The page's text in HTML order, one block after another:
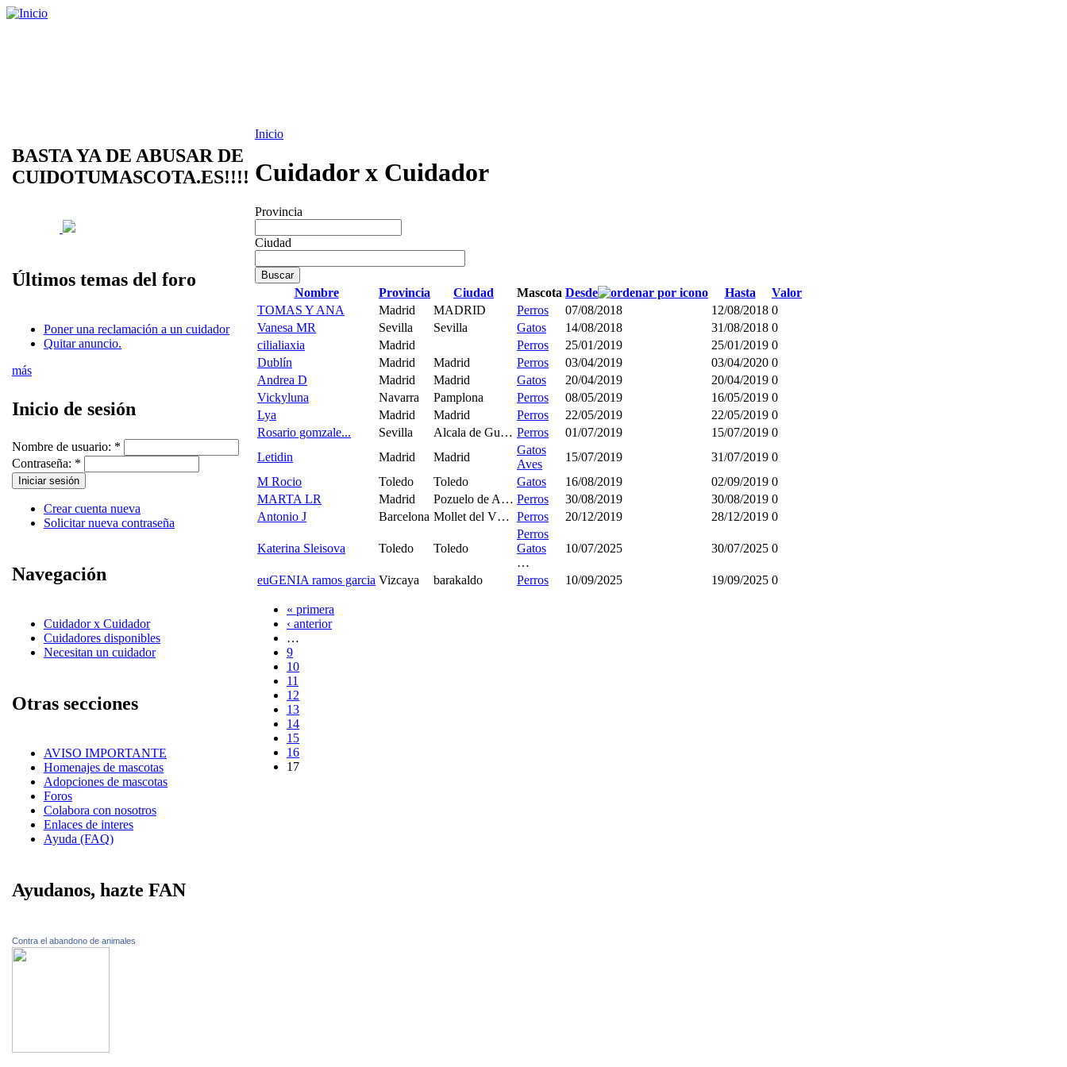
BASTA YA DE ABUSAR DE
CUIDOTUMASCOTA.ES!!!!
Últimos temas del foro
Poner una reclamación a un cuidador
Quitar anuncio.
más
Inicio de sesión
Nombre de usuario: *
Contraseña: *
Crear cuenta nueva
Solicitar nueva contraseña
Navegación
Cuidador x Cuidador
Cuidadores disponibles
Necesitan un cuidador
Otras secciones
AVISO IMPORTANTE
Homenajes de mascotas
Adopciones de mascotas
Foros
Colabora con nosotros
Enlaces de interes
Ayuda (FAQ)
Ayudanos, hazte FAN
Contra el abandono de animales
Inicio
Cuidador x Cuidador
Provincia
Ciudad
Nombre Provincia Ciudad Mascota Desde Hasta
Valor
TOMAS Y ANA
Madrid MADRID Perros 07/08/2018 12/08/2018 0
Vanesa MR
Sevilla Sevilla Gatos 14/08/2018 31/08/2018 0
cilialiaxia
Madrid Perros 25/01/2019 25/01/2019 0
Dublín
Madrid Madrid Perros 03/04/2019 03/04/2020 0
Andrea D
Madrid Madrid Gatos 20/04/2019 20/04/2019 0
Vickyluna
Navarra Pamplona Perros 08/05/2019 16/05/2019 0
Lya
Madrid Madrid Perros 22/05/2019 22/05/2019 0
Rosario gomzale...
Sevilla Alcala de Gu… Perros 01/07/2019 15/07/2019 0
Letidin
Madrid Madrid
Gatos
Aves
15/07/2019 31/07/2019 0
M Rocio
Toledo Toledo Gatos 16/08/2019 02/09/2019 0
MARTA LR
Madrid Pozuelo de A… Perros 30/08/2019 30/08/2019 0
Antonio J
Barcelona Mollet del V… Perros 20/12/2019 28/12/2019 0
Katerina Sleisova Toledo Toledo
Perros
Gatos
…
10/07/2025 30/07/2025 0
euGENIA ramos garcia Vizcaya barakaldo Perros 10/09/2025 19/09/2025 0
« primera
‹ anterior
…
9
10
11
12
13
14
15
16
17